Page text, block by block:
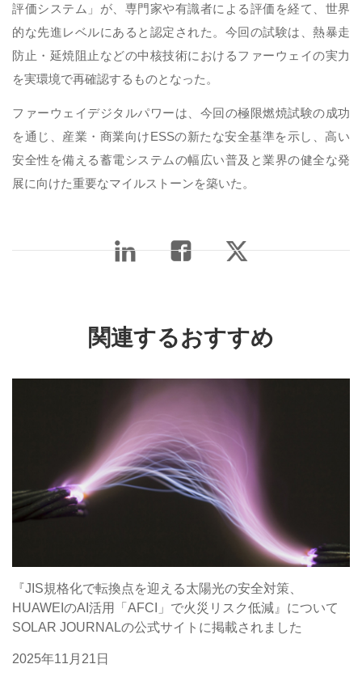
評価システム」が、専門家や有識者による評価を経て、世界
的な先進レベルにあると認定された。今回の試験は、熱暴走
防止・延焼阻止などの中核技術におけるファーウェイの実力
を実環境で再確認するものとなった。
ファーウェイデジタルパワーは、今回の極限燃焼試験の成功
を通じ、産業・商業向けESSの新たな安全基準を示し、高い
安全性を備える蓄電システムの幅広い普及と業界の健全な発
展に向けた重要なマイルストーンを築いた。
関連するおすすめ
『JIS規格化で転換点を迎える太陽光の安全対策、
HUAWEIのAI活用「AFCI」で火災リスク低減』について
SOLAR JOURNALの公式サイトに掲載されました
2025年11月21日